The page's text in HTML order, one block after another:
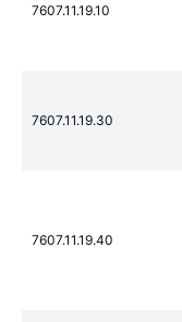
7607.11.19.10
7607.11.19.30
7607.11.19.40